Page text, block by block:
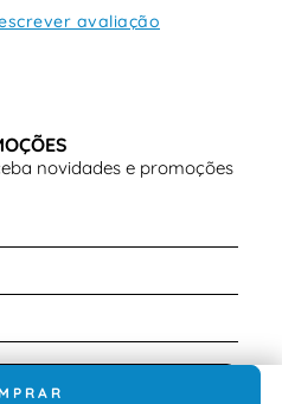
avaliação
novidades e promoções
se